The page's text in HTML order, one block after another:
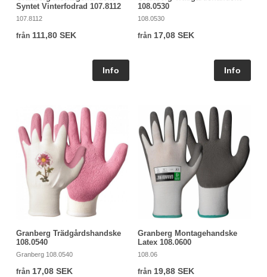
Syntet Vinterfodrad 107.8112
107.8112
från 111,80 SEK
108.0530
108.0530
från 17,08 SEK
Granberg Trädgårdshandske
108.0540
Granberg 108.0540
från 17,08 SEK
Granberg Montagehandske
Latex 108.0600
108.06
från 19,88 SEK